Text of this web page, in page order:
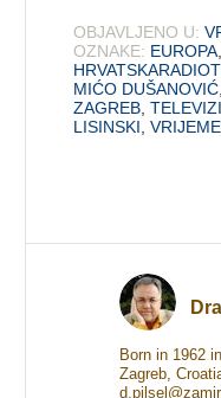
OBJAVLJENO U:
OZNAKE: EUROPA
MIĆO DUŠANOVIĆ
ZAGREB ,
LISINSKI ,
Born in 1962
Zagreb,